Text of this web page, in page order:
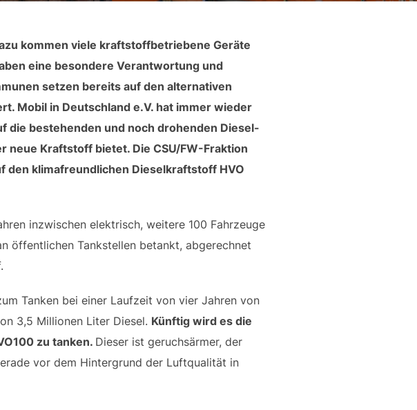
kommen viele kraftstoffbetriebene Geräte
eine besondere Verantwortung und
setzen bereits auf den alternativen
Mobil in Deutschland e.V. hat immer wieder
die bestehenden und noch drohenden Diesel-
neue Kraftstoff bietet. Die CSU/FW-Fraktion
den klimafreundlichen Dieselkraftstoff HVO
inzwischen elektrisch, weitere 100 Fahrzeuge
öffentlichen Tankstellen betankt, abgerechnet
Tanken bei einer Laufzeit von vier Jahren von
3,5 Millionen Liter Diesel. Künftig wird es die
zu tanken. Dieser ist geruchsärmer, der
vor dem Hintergrund der Luftqualität in